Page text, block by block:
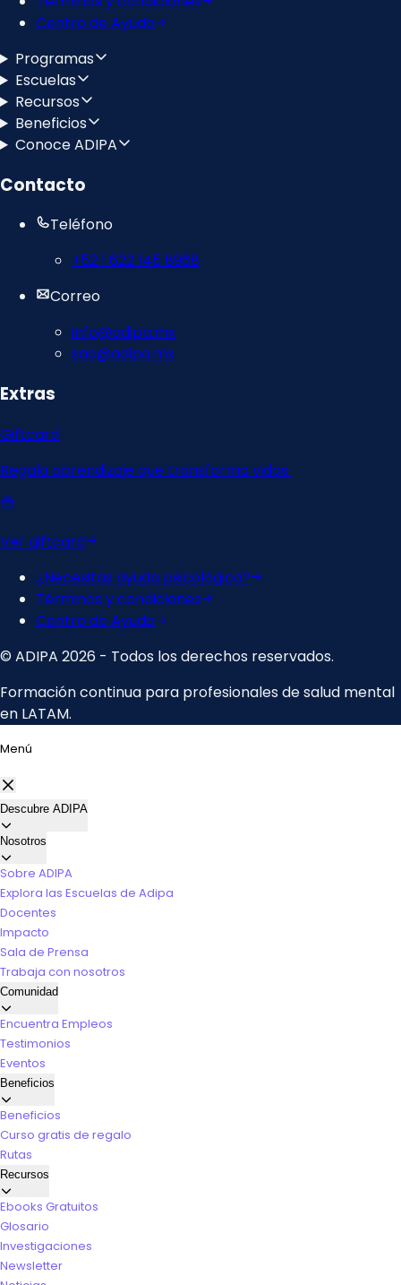
Menú
Descubre ADIPA
Nosotros
Sobre ADIPA
Explora las Escuelas de Adipa
Docentes
Impacto
Sala de Prensa
Trabaja con nosotros
Comunidad
Encuentra Empleos
Testimonios
Eventos
Beneficios
Beneficios
Curso gratis de regalo
Rutas
Recursos
Ebooks Gratuitos
Glosario
Investigaciones
Newsletter